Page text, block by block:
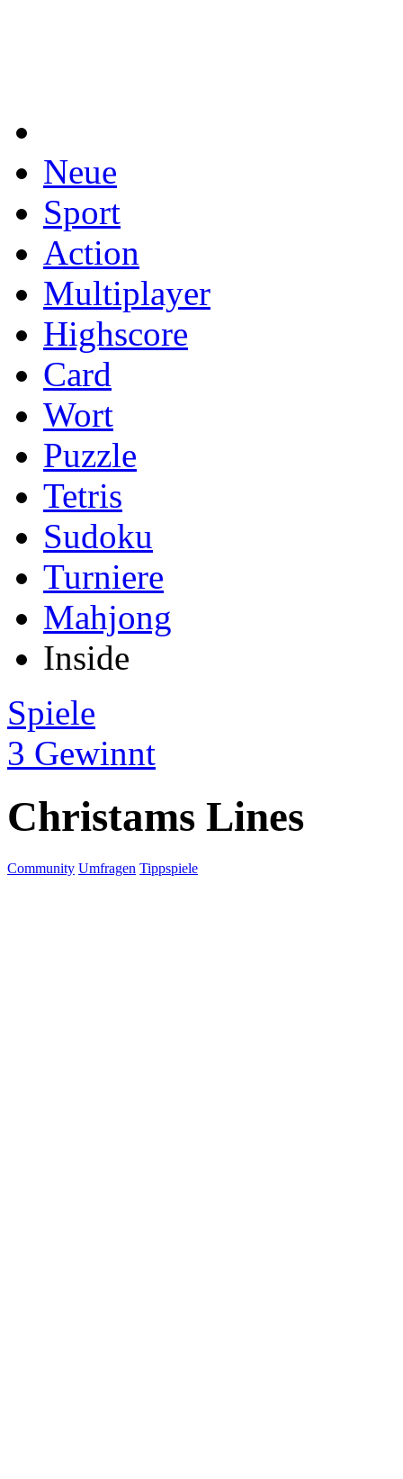
Neue
Sport
Action
Multiplayer
Highscore
Card
Wort
Puzzle
Tetris
Sudoku
Turniere
Mahjong
Inside
Spiele
3 Gewinnt
Christams Lines
Community Umfragen Tippspiele